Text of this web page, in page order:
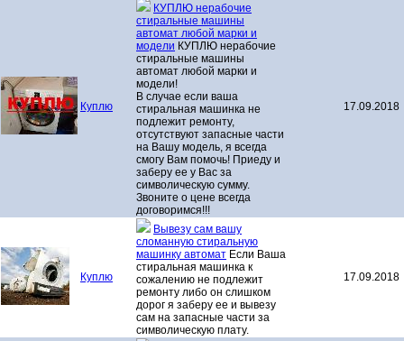
Куплю
КУПЛЮ нерабочие
стиральные машины
автомат любой марки и
модели КУПЛЮ нерабочие
стиральные машины
автомат любой марки и
модели!
В случае если ваша
стиральная машинка не
подлежит ремонту,
отсутствуют запасные части
на Вашу модель, я всегда
смогу Вам помочь! Приеду и
заберу ее у Вас за
символическую сумму.
Звоните о цене всегда
договоримся!!!
17.09.2018
Куплю
Вывезу сам вашу
сломанную стиральную
машинку автомат Если Ваша
стиральная машинка к
сожалению не подлежит
ремонту либо он слишком
дорог я заберу ее и вывезу
сам на запасные части за
символическую плату.
17.09.2018